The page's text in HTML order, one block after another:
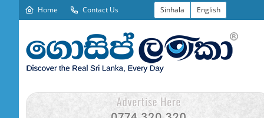
Home Contact Us Sinhala English